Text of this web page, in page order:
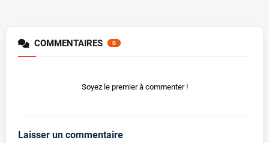
COMMENTAIRES 0
Soyez le premier à commenter !
Laisser un commentaire